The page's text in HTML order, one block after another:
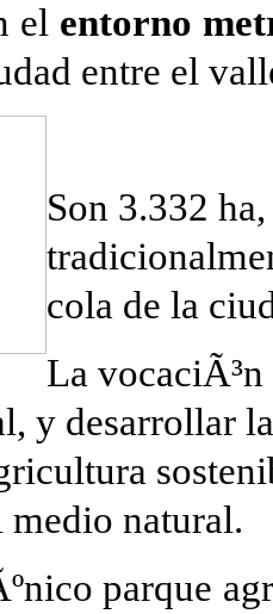
el entorno
entre el
Son 3.332
cola de la
La
y desarrollar
natural.
parque